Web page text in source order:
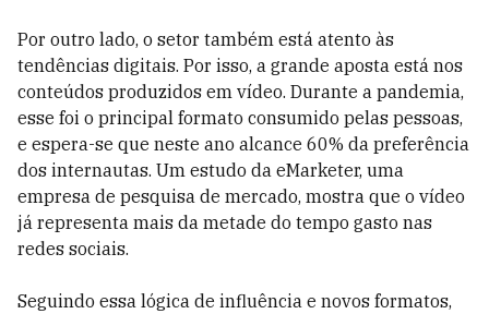
Por outro lado, o setor também está atento às
tendências digitais. Por isso, a grande aposta está nos
conteúdos produzidos em vídeo. Durante a pandemia,
esse foi o principal formato consumido pelas pessoas,
e espera-se que neste ano alcance 60% da preferência
dos internautas. Um estudo da eMarketer, uma
empresa de pesquisa de mercado, mostra que o vídeo
já representa mais da metade do tempo gasto nas
redes sociais.
Seguindo essa lógica de influência e novos formatos,